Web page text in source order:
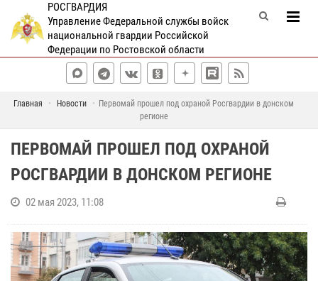
РОСГВАРДИЯ
Управление Федеральной службы войск
национальной гвардии Российской
Федерации по Ростовской области
Главная Новости
Первомай прошел под охраной Росгвардии в донском
регионе
ПЕРВОМАЙ ПРОШЕЛ ПОД ОХРАНОЙ
РОСГВАРДИИ В ДОНСКОМ РЕГИОНЕ
02 мая 2023, 11:08